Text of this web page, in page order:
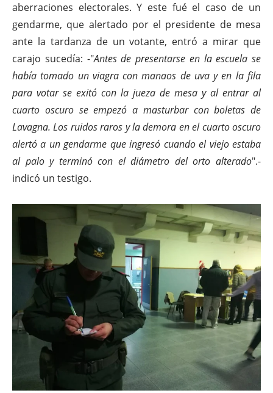
aberraciones electorales. Y este fué el caso de un
gendarme, que alertado por el presidente de mesa
ante la tardanza de un votante, entró a mirar que
carajo sucedía: -"Antes de presentarse en la escuela se
había tomado un viagra con manaos de uva y en la fila
para votar se exitó con la jueza de mesa y al entrar al
cuarto oscuro se empezó a masturbar con boletas de
Lavagna. Los ruidos raros y la demora en el cuarto oscuro
alertó a un gendarme que ingresó cuando el viejo estaba
al palo y terminó con el diámetro del orto alterado".-
indicó un testigo.